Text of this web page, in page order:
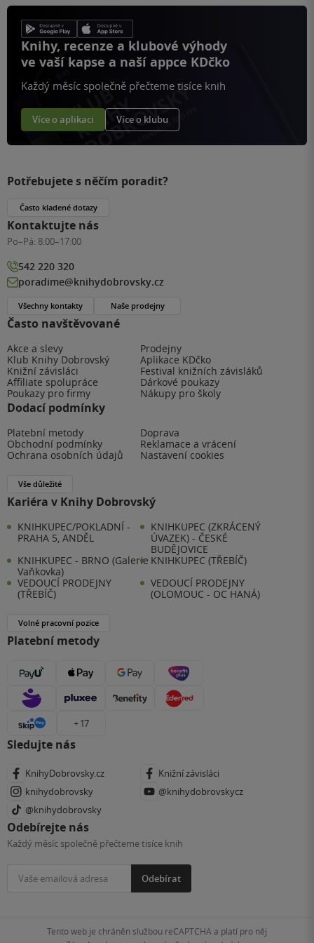
Knihy, recenze a klubové výhody
ve vaší kapse a naší appce KDčko
Každý měsíc společně přečteme tisíce knih
Více o aplikaci Více o klubu
Často navštěvované
Akce a slevy
Prodejny
Klub Knihy Dobrovský
Aplikace KDčko
Knižní závisláci
Festival knižních závisláků
Affiliate spolupráce
Dárkové poukazy
Poukazy pro firmy
Nákupy pro školy
Dodací podmínky
Platební metody
Doprava
Obchodní podmínky
Reklamace a vrácení
Ochrana osobních údajů
Nastavení cookies
Vše důležité
Kariéra v Knihy Dobrovský
KNIHKUPEC/POKLADNÍ -
PRAHA 5, ANDĚL
KNIHKUPEC (ZKRÁCENÝ
ÚVAZEK) - ČESKÉ
BUDĚJOVICE
KNIHKUPEC - BRNO (Galerie
Vaňkovka)
KNIHKUPEC (TŘEBÍČ)
VEDOUCÍ PRODEJNY
(TŘEBÍČ)
VEDOUCÍ PRODEJNY
(OLOMOUC - OC HANÁ)
Volné pracovní pozice
Platební metody
+ 17
Sledujte nás
KnihyDobrovsky.cz
Knižní závisláci
knihydobrovsky
@knihydobrovskycz
@knihydobrovsky
Odebírejte nás
Každý měsíc společně přečteme tisíce knih
Odebírat
Potřebujete s něčím poradit?
Často kladené dotazy
Kontaktujte nás
Po–Pá: 8:00–17:00
542 220 320
poradime@knihydobrovsky.cz
Všechny kontakty Naše prodejny
Tento web je chráněn službou reCAPTCHA a platí pro něj